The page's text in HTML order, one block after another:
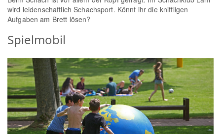
wird leidenschaftlich Schachsport. Könnt ihr die kniffligen
Aufgaben am Brett lösen?
Spielmobil